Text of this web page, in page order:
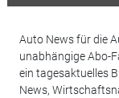
Auto News für die
unabhängige Abo-
ein tagesaktuelles
News,